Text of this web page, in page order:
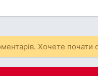
Хочете почати